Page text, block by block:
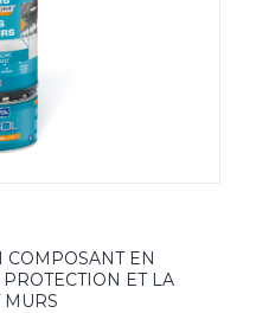
COMPOSANT EN
ET LA
MURS